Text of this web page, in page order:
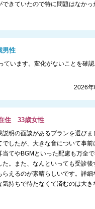
できていたので特に問題はなかっ
男性
ています。変化がないことを確
2026年
住33歳女性
説明の面談があるプランを選びま
でしたが、大きな音について事前
当てやBGMといった配慮も万全
た。また、なんといっても受診
らえるのが素晴らしいです。詳細
気持ちで待たなくて済むのは大き